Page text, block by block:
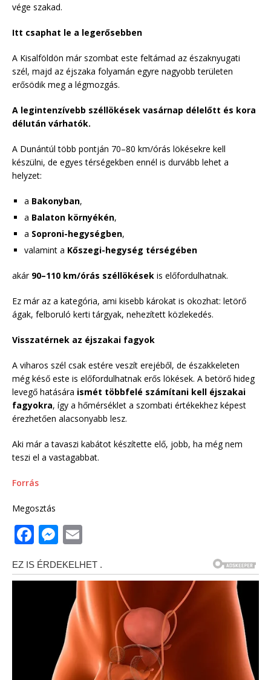
vége szakad.
Itt csaphat le a legerősebben
A Kisalföldön már szombat este feltámad az északnyugati
szél, majd az éjszaka folyamán egyre nagyobb területen
erősödik meg a légmozgás.
A legintenzívebb széllökések vasárnap délelőtt és kora
délután várhatók.
A Dunántúl több pontján 70–80 km/órás lökésekre kell
készülni, de egyes térségekben ennél is durvább lehet a
helyzet:
a Bakonyban,
a Balaton környékén,
a Soproni-hegységben,
valamint a Kőszegi-hegység térségében
akár 90–110 km/órás széllökések is előfordulhatnak.
Ez már az a kategória, ami kisebb károkat is okozhat: letörő
ágak, felboruló kerti tárgyak, nehezített közlekedés.
Visszatérnek az éjszakai fagyok
A viharos szél csak estére veszít erejéből, de északkeleten
még késő este is előfordulhatnak erős lökések. A betörő hideg
levegő hatására ismét többfelé számítani kell éjszakai
fagyokra, így a hőmérséklet a szombati értékekhez képest
érezhetően alacsonyabb lesz.
Aki már a tavaszi kabátot készítette elő, jobb, ha még nem
teszi el a vastagabbat.
Forrás
Megosztás
F
a
c
M
ss
n
g
e
r
ai
l